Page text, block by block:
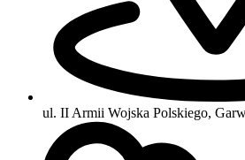
ul. II Armii Wojska Polskiego,